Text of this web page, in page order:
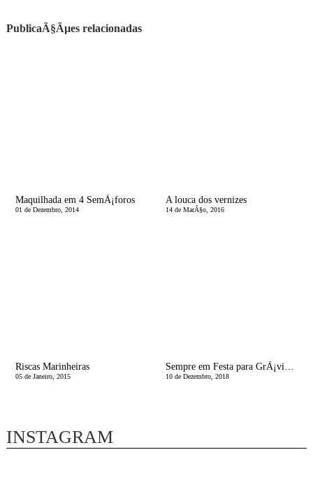
PublicaÃ§Ãµes relacionadas
Maquilhada em 4 SemÃ¡foros
01 de Dezembro, 2014
A louca dos vernizes
14 de MarÃ§o, 2016
Riscas Marinheiras
05 de Janeiro, 2015
Sempre em Festa para GrÃ¡vidas e RecÃ©m MamÃ£s
10 de Dezembro, 2018
INSTAGRAM